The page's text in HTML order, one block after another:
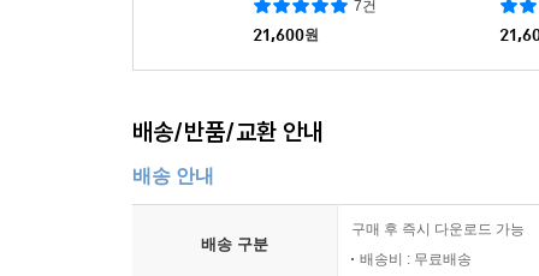
7건
21,600원
배송/반품/교환 안내
배송 안내
배송 구분
구매 후 즉시 다운로드 가능
배송비 : 무료배송